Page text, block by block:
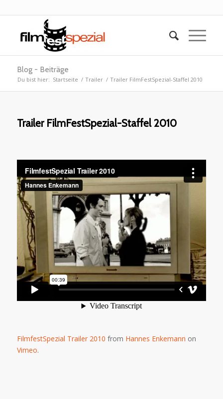
Blog - Beiträge
Du bist hier: Startseite / Trailer / Trailer FilmFestSpezial-Staffel 2010
Trailer FilmFestSpezial-Staffel 2010
FilmfestSpezial Trailer 2010 from Hannes Enkemann on
Vimeo.